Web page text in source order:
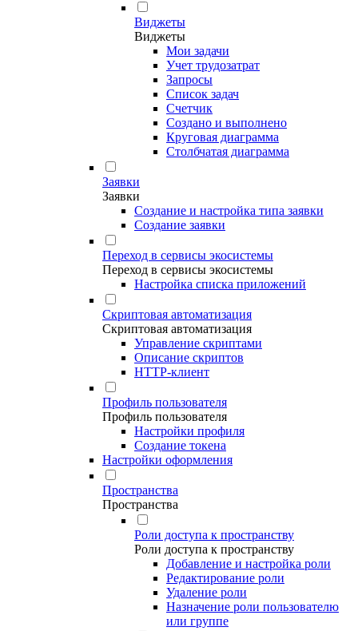
Виджеты
Виджеты
Мои задачи
Учет трудозатрат
Запросы
Список задач
Счетчик
Создано и выполнено
Круговая диаграмма
Столбчатая диаграмма
Заявки
Заявки
Создание и настройка типа заявки
Создание заявки
Переход в сервисы экосистемы
Переход в сервисы экосистемы
Настройка списка приложений
Скриптовая автоматизация
Скриптовая автоматизация
Управление скриптами
Описание скриптов
HTTP-клиент
Профиль пользователя
Профиль пользователя
Настройки профиля
Создание токена
Настройки оформления
Пространства
Пространства
Роли доступа к пространству
Роли доступа к пространству
Добавление и настройка роли
Редактирование роли
Удаление роли
Назначение роли пользователю
или группе